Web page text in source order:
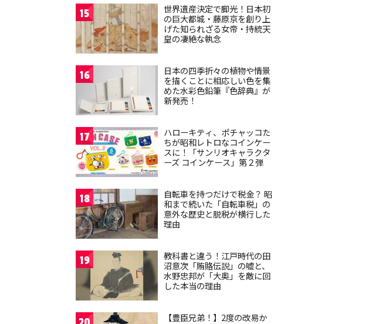
15
世界遺産決定で脚光！日本初
の巨大都城・藤原京を創り上
げた知られざる女帝・持統天
皇の凄絶な執念
16
日本の四季折々の植物や情景
を描くことに相応しい色を集
めた水彩色鉛筆『色辞典』が
新発売！
17
ハローキティ、ポチャッコた
ちが昭和レトロなコインケー
スに！「サンリオキャラクタ
ーズ コインケース」第２弾
18
自転車を持つだけで税金？ 昭
和まで続いた「自転車税」の
意外な歴史と脱税が横行した
理由
19
教科書と違う！江戸時代の田
沼意次「賄賂伝説」の嘘と、
水野忠邦が「大奥」を敵に回
した本当の理由
【豊臣兄弟！】2度の改易か